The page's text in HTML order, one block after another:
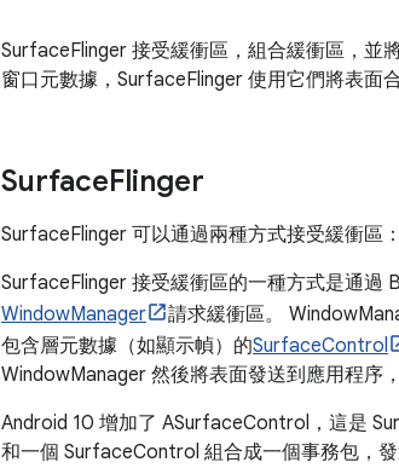
SurfaceFlinger 接受緩衝區，組合緩衝區，並
窗口元數據，SurfaceFlinger 使用它們將表面
SurfaceFlinger
SurfaceFlinger 可以通過兩種方式接受緩衝區
SurfaceFlinger 接受緩衝區的一種方式是通過
WindowManager
請求緩衝區。
包含層元數據（如顯示幀）的SurfaceControl
WindowManager 然後將表面發送到應用程序
Android 10 增加了 ASurfaceControl，這是
和一個 SurfaceControl 組合成一個事務包，